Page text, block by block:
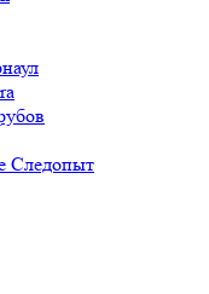
Следопыт